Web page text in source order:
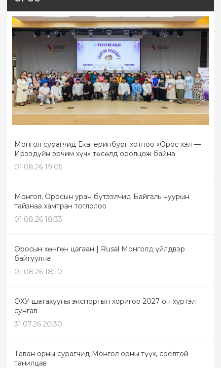
Монгол сурагчид Екатеринбург хотноо «Орос хэл —
Ирээдүйн эрчим хүч» төсөлд оролцож байна
01.08.26 19:05
Монгол, Оросын уран бүтээлчид Байгаль нуурын
тайзнаа хамтран тоглолоо
01.08.26 18:33
Оросын хөнгөн цагаан | Rusal Монголд үйлдвэр
байгуулна
01.08.26 18:10
ОХУ шатахууны экспортын хоригоо 2027 он хүртэл
сунгав
31.07.26 20:30
Таван орны сурагчид Монгол орны түүх, соёлтой
танилцав